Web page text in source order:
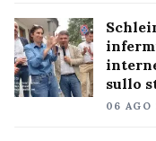
sullo
06 AGO